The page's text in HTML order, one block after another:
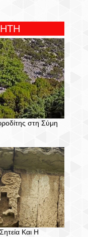
στη Σύμη
Και Η